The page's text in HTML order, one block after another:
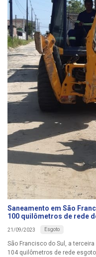
Saneamento em São
100 quilômetros de rede
21/09/2023 Esgoto
São Francisco do Sul, a
104 quilômetros de rede